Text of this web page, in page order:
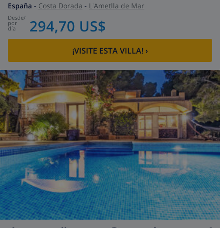
España - Costa Dorada - L'Ametlla de Mar
desde/
por
día 294,70 US$
¡VISITE ESTA VILLA! ›